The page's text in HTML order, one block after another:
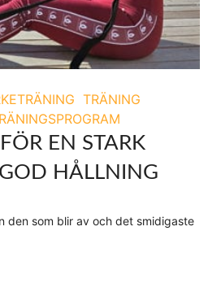
TRÄNING
EN STARK
HÅLLNING
den som blir av och det smidigaste